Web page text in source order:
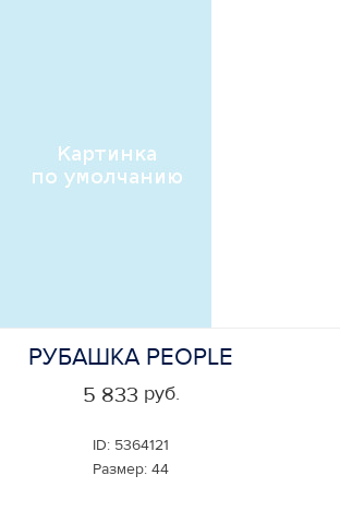
РУБАШКА PEOPLE
ID: 5364121
Размер: 44
5 833 руб.